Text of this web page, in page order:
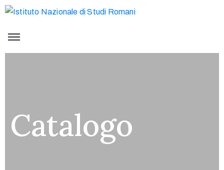
Catalogo